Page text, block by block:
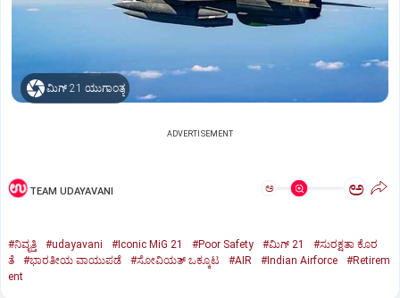
ಮಿಗ್‌ 21 ಯುಗಾಂತ್ಯ
ADVERTISEMENT
TEAM UDAYAVANI ಅ ಅ
#ನಿವೃತ್ತಿ #udayavani #Iconic MiG 21 #Poor Safety #ಮಿಗ್‌ 21
#ಸುರಕ್ಷತಾ ಕೊರ
ತೆ
#ಭಾರತೀಯ ವಾಯುಪಡೆ #ಸೋವಿಯತ್‌ ಒಕ್ಕೂಟ #AIR #Indian Airforce
#Retirem
ent